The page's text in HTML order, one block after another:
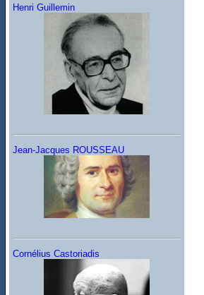
Henri Guillemin
Jean-Jacques ROUSSEAU
Cornélius Castoriadis